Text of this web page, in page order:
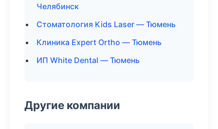
Челябинск
Стоматология Kids Laser — Тюмень
Клиника Expert Ortho — Тюмень
ИП White Dental — Тюмень
Другие компании